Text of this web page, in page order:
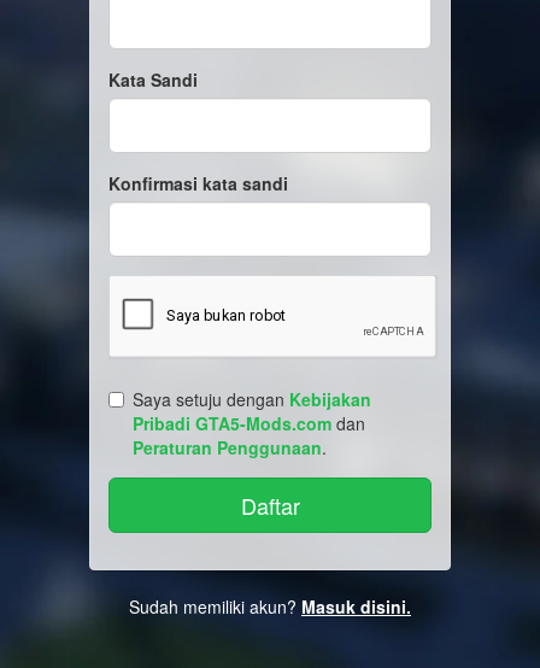
Kata Sandi
Konfirmasi kata sandi
Saya setuju dengan Kebijakan
Pribadi GTA5-Mods.com dan
Peraturan Penggunaan.
Sudah memiliki akun? Masuk disini.